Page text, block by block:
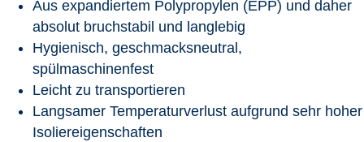
Aus expandiertem Polypropylen (EPP) und daher
absolut bruchstabil und langlebig
Hygienisch, geschmacksneutral,
spülmaschinenfest
Leicht zu transportieren
Langsamer Temperaturverlust aufgrund sehr hoher
Isoliereigenschaften